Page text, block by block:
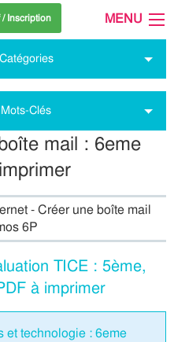
/ Inscription MENU
Clés
mail : 6eme
- Créer une boîte mail
6P
TICE : 5ème,
à imprimer
et technologie : 6eme